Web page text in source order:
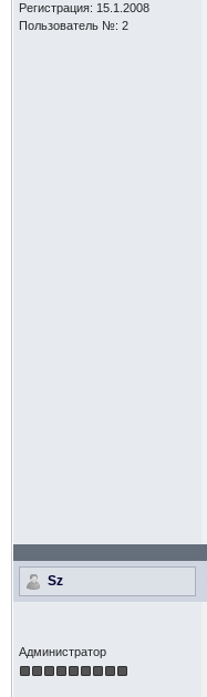
Регистрация: 15.1.2008
Пользователь №: 2
Sz
Администратор